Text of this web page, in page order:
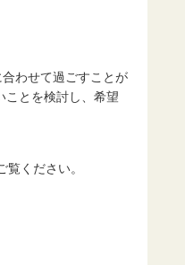
わせて過ごすことが
ことを検討し、希望
ください。